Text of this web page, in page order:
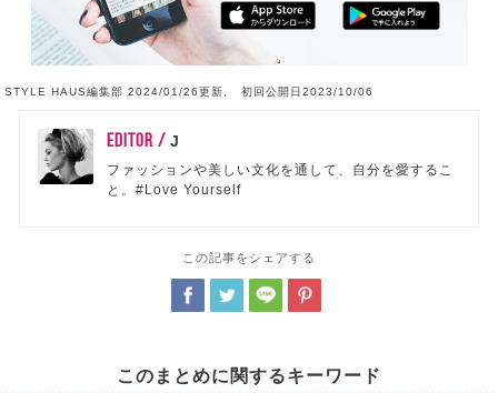
STYLE HAUS編集部 2024/01/26更新, 初回公開日2023/10/06
EDITOR /J
ファッションや美しい文化を通して、自分を愛するこ
と。#Love Yourself
この記事をシェアする
このまとめに関するキーワード